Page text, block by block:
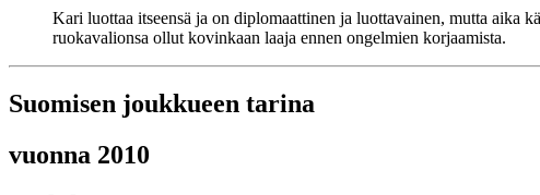
Kari luottaa itseensä ja on diplomaattinen ja luottavainen, mutta aika
ruokavalionsa ollut kovinkaan laaja ennen ongelmien korjaamista.
Suomisen joukkueen tarina
vuonna 2010